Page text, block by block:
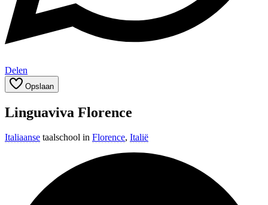
Delen
Opslaan
Linguaviva Florence
Italiaanse taalschool in Florence, Italië